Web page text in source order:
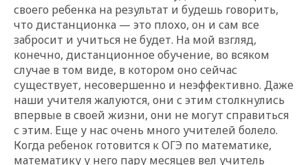
своего ребенка на результат и будешь говорить,
что дистанционка — это плохо, он и сам все
забросит и учиться не будет. На мой взгляд,
конечно, дистанционное обучение, во всяком
случае в том виде, в котором оно сейчас
существует, несовершенно и неэффективно. Даже
наши учителя жалуются, они с этим столкнулись
впервые в своей жизни, они не могут справиться
с этим. Еще у нас очень много учителей болело.
Когда ребенок готовится к ОГЭ по математике,
математику у него пару месяцев вел учитель